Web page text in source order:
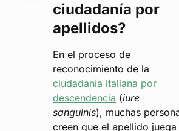
ciudadanía por
apellidos?
En el proceso de
reconocimiento de la
ciudadanía italiana por
descendencia (iure
sanguinis), muchas
creen que el apellido juega